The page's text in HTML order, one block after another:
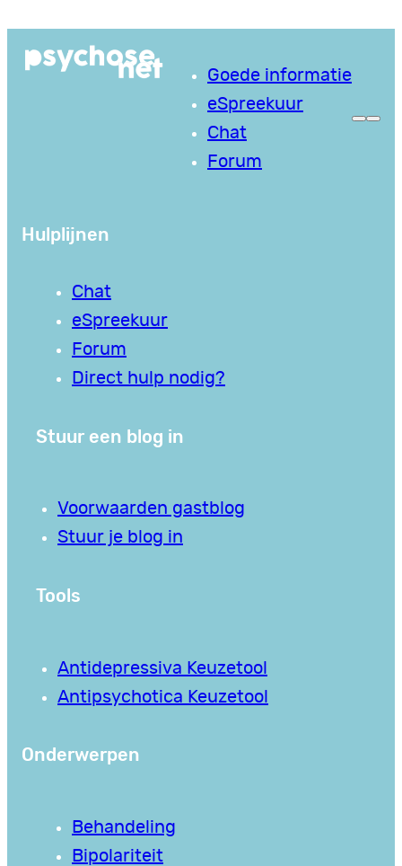
naar
Goede informatie
eSpreekuur
Chat
Forum
Hulplijnen
Chat
eSpreekuur
Forum
Direct hulp nodig?
Stuur een blog in
Voorwaarden gastblog
Stuur je blog in
Tools
Antidepressiva Keuzetool
Antipsychotica Keuzetool
Onderwerpen
Behandeling
Bipolariteit